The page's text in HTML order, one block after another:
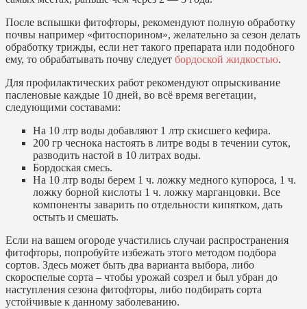
После вспышки фитофторы, рекомендуют полную обработку
почвы например «фитоспорином», желательно за сезон делать
обработку трижды, если нет такого препарата или подобного
ему, то обрабатывать почву следует бордоской жидкостью.
Для профилактических работ рекомендуют опрыскивание
пасленовые каждые 10 дней, во всё время вегетации,
следующими составами:
На 10 лтр воды добавляют 1 лтр скисшего кефира.
200 гр чеснока настоять в литре воды в течении суток,
разводить настой в 10 литрах воды.
Бордоская смесь.
На 10 лтр воды берем 1 ч. ложку медного купороса, 1 ч.
ложку борной кислоты 1 ч. ложку марганцовки. Все
компоненты заварить по отдельности кипятком, дать
остыть и смешать.
Если на вашем огороде участились случаи распространения
фитофторы, попробуйте избежать этого методом подбора
сортов. Здесь может быть два варианта выбора, либо
скороспелые сорта – чтобы урожай созрел и был убран до
наступления сезона фитофторы, либо подбирать сорта
устойчивые к данному заболеванию.